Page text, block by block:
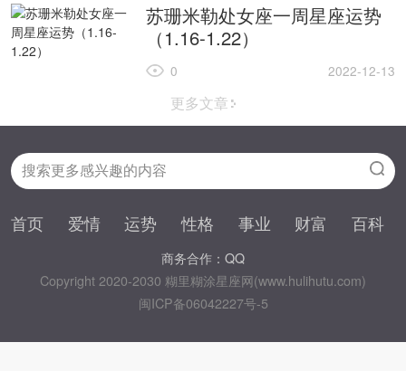
苏珊米勒处女座一周星座运势
（1.16-1.22）
2022-12-13
0
更多文章
首页 爱情 运势 性格 事业 财富 百科
商务合作：QQ
Copyright 2020-2030 糊里糊涂星座网(www.hulihutu.com)
闽ICP备06042227号-5